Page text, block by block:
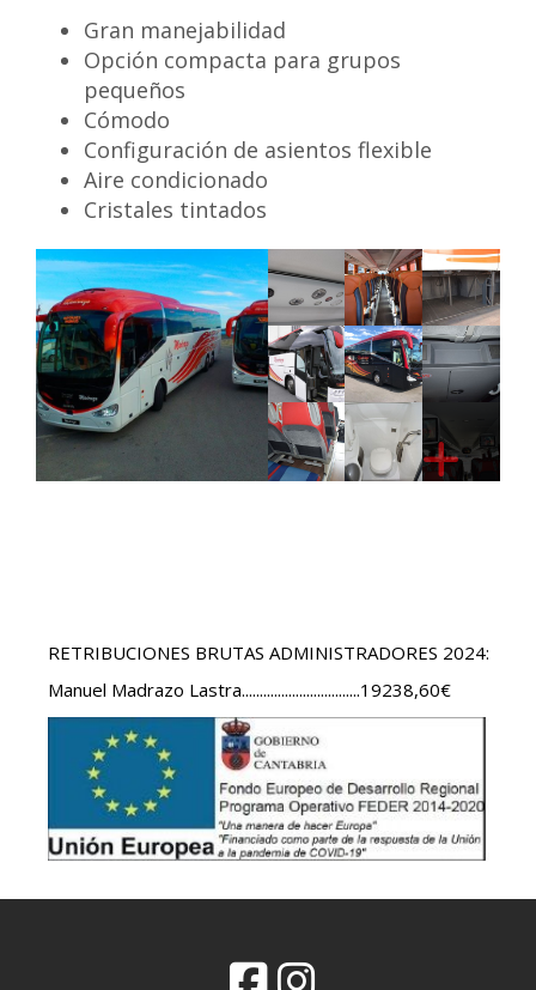
Gran manejabilidad
Opción compacta para grupos
pequeños
Cómodo
Configuración de asientos flexible
Aire condicionado
Cristales tintados
RETRIBUCIONES BRUTAS ADMINISTRADORES 2024:
Manuel Madrazo Lastra.................................19238,60€